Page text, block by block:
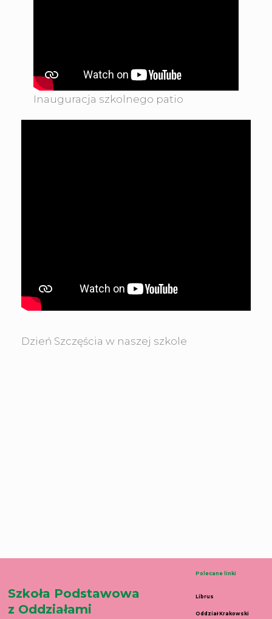
Inauguracja szkolnego patio
Dzień Szczęścia w naszej szkole
Szkoła Podstawowa
z Oddziałami
Polecane linki
Librus
Oddział Krakowski